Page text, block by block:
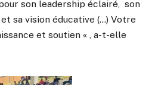
son leadership éclairé, son
sa vision éducative (…) Votre
et soutien « , a-t-elle